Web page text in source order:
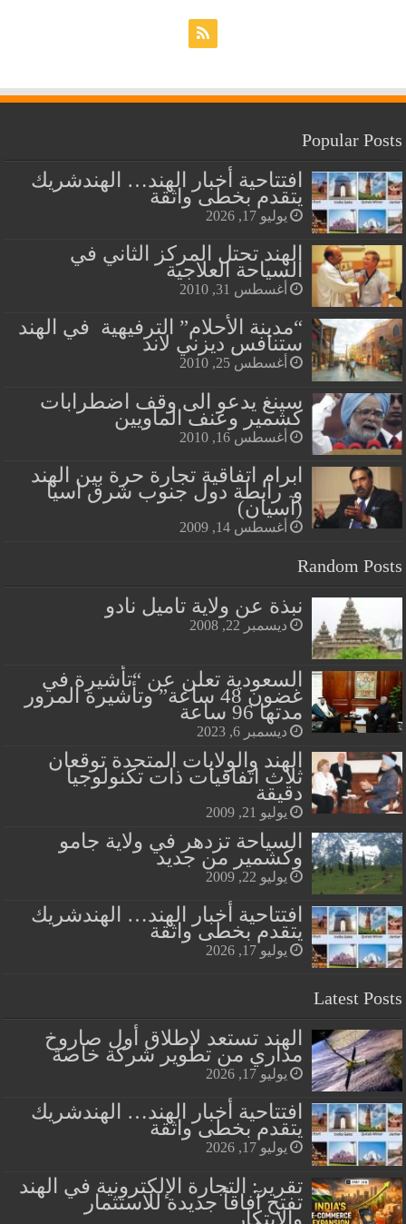
Popular Posts
افتتاحية أخبار الهند… الهندشريك
يتقدم بخطى واثقة
يوليو 17, 2026
الهند تحتل المركز الثاني في
السياحة العلاجية
أغسطس 31, 2010
“مدينة الأحلام” الترفيهية في الهند
ستنافس ديزني لاند
أغسطس 25, 2010
سينغ يدعو الى وقف اضطرابات
كشمير وعنف الماويين
أغسطس 16, 2010
ابرام اتفاقية تجارة حرة بين الهند
و رابطة دول جنوب شرق اسيا
(آسيان)
أغسطس 14, 2009
Random Posts
نبذة عن ولاية تاميل نادو
ديسمبر 22, 2008
السعودية تعلن عن “تأشيرة في
غضون 48 ساعة” وتأشيرة المرور
مدتها 96 ساعة
ديسمبر 6, 2023
الهند والولايات المتحدة توقعان
ثلاث اتفاقيات ذات تكنولوجيا
دقيقة
يوليو 21, 2009
السياحة تزدهر في ولاية جامو
وكشمير من جديد
يوليو 22, 2009
افتتاحية أخبار الهند… الهندشريك
يتقدم بخطى واثقة
يوليو 17, 2026
Latest Posts
الهند تستعد لإطلاق أول صاروخ
مداري من تطوير شركة خاصة
يوليو 17, 2026
افتتاحية أخبار الهند… الهندشريك
يتقدم بخطى واثقة
يوليو 17, 2026
تقرير: التجارة الإلكترونية في الهند
تفتح آفاقاً جديدة للاستثمار
والابتكار